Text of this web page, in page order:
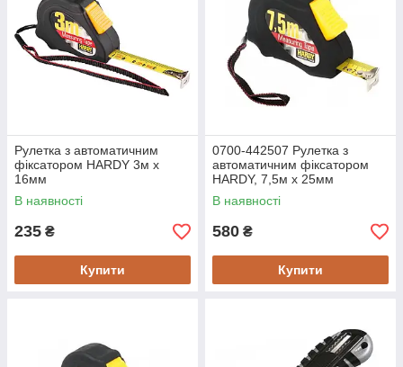
Рулетка з автоматичним
фіксатором HARDY 3м х
16мм
В наявності
235 ₴
Купити
0700-442507 Рулетка з
автоматичним фіксатором
HARDY, 7,5м х 25мм
В наявності
580 ₴
Купити